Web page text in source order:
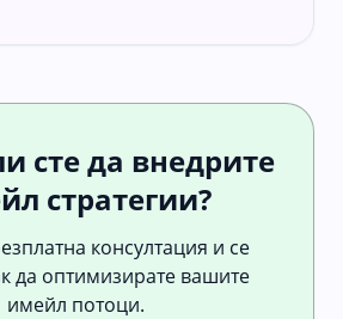
сте да внедрите
стратегии?
консултация и се
да оптимизирате вашите
имейл потоци.